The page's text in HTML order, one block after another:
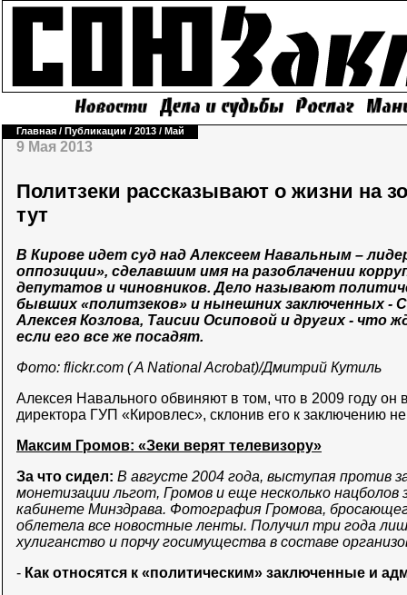
Главная / Публикации / 2013 / Май
9 Мая 2013
Политзеки рассказывают о жизни на
тут
В Кирове идет суд над Алексеем Навальным –
оппозиции», сделавшим имя на разоблачении
депутатов и чиновников. Дело называют
бывших «политзеков» и нынешних заключенных -
Алексея Козлова, Таисии Осиповой и других - что
если его все же посадят.
Фото: flickr.com ( A National Acrobat)/Дмитрий Кутиль
Алексея Навального обвиняют в том, что в 2009 году он
директора ГУП «Кировлес», склонив его к заключению
Максим Громов: «Зеки верят телевизору»
За что сидел: В августе 2004 года, выступая против
монетизации льгот, Громов и еще несколько нацболов
кабинете Минздрава. Фотография Громова,
облетела все новостные ленты. Получил три года
хулиганство и порчу госимущества в составе
- Как относятся к «политическим» заключенные и